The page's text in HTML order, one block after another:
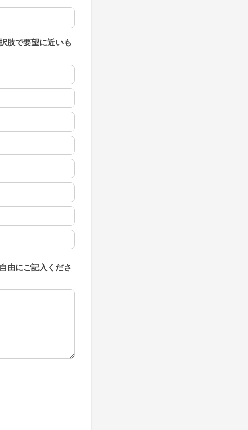
肢で要望に近いも
由にご記入くださ
にご記入ください